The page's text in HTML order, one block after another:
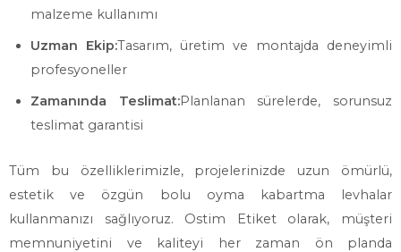
malzeme kullanımı
Uzman Ekip:Tasarım, üretim ve montajda deneyimli
profesyoneller
Zamanında Teslimat:Planlanan sürelerde, sorunsuz
teslimat garantisi
Tüm bu özelliklerimizle, projelerinizde uzun ömürlü,
estetik ve özgün bolu oyma kabartma levhalar
kullanmanızı sağlıyoruz. Ostim Etiket olarak, müşteri
memnuniyetini ve kaliteyi her zaman ön planda